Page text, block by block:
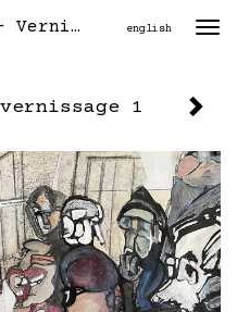
Marliek - Crowdscape - Vernissage 1 english
1